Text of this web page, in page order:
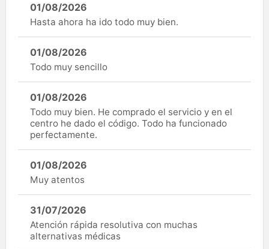
01/08/2026
Hasta ahora ha ido todo muy bien.
01/08/2026
Todo muy sencillo
01/08/2026
Todo muy bien. He comprado el servicio y en el
centro he dado el código. Todo ha funcionado
perfectamente.
01/08/2026
Muy atentos
31/07/2026
Atención rápida resolutiva con muchas
alternativas médicas